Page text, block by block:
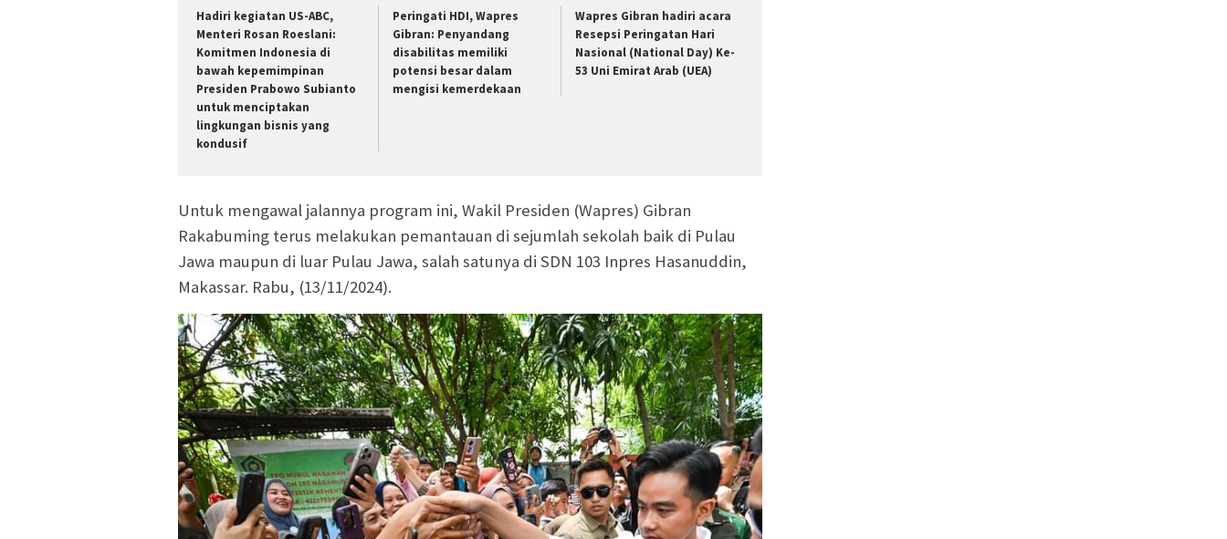
Hadiri kegiatan US-ABC,
Menteri Rosan Roeslani:
Komitmen Indonesia di
bawah kepemimpinan
Presiden Prabowo Subianto
untuk menciptakan
lingkungan bisnis yang
kondusif
Peringati HDI, Wapres
Gibran: Penyandang
disabilitas memiliki
potensi besar dalam
mengisi kemerdekaan
Wapres Gibran hadiri acara
Resepsi Peringatan Hari
Nasional (National Day) Ke-
53 Uni Emirat Arab (UEA)
Untuk mengawal jalannya program ini, Wakil Presiden (Wapres) Gibran
Rakabuming terus melakukan pemantauan di sejumlah sekolah baik di Pulau
Jawa maupun di luar Pulau Jawa, salah satunya di SDN 103 Inpres Hasanuddin,
Makassar. Rabu, (13/11/2024).